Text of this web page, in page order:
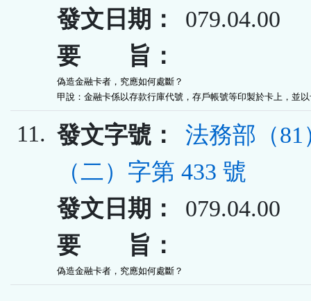
發文日期：
079.04.00
要 旨：
偽造金融卡者，究應如何處斷？
甲說：金融卡係以存款行庫代號，存戶帳號等印製於卡上，並
11. 發文字號：
法務部（81
（二）字第 433 號
發文日期：
079.04.00
要 旨：
偽造金融卡者，究應如何處斷？